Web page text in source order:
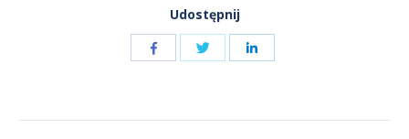
Udostępnij
Udostępnij
przez
Udostępnij